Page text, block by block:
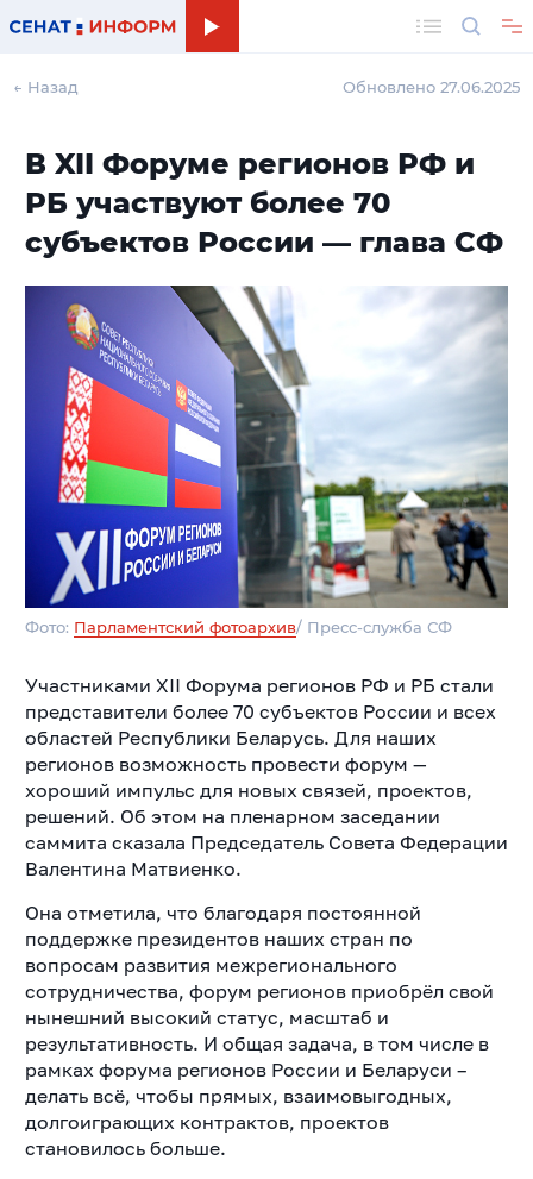
← Назад Обновлено 27.06.2025
В XII Форуме регионов РФ и
РБ участвуют более 70
субъектов России — глава СФ
Фото: Парламентский фотоархив/ Пресс-служба СФ
Участниками ХII Форума регионов РФ и РБ стали
представители более 70 субъектов России и всех
областей Республики Беларусь. Для наших
регионов возможность провести форум —
хороший импульс для новых связей, проектов,
решений. Об этом на пленарном заседании
саммита сказала Председатель Совета Федерации
Валентина Матвиенко.
Она отметила, что благодаря постоянной
поддержке президентов наших стран по
вопросам развития межрегионального
сотрудничества, форум регионов приобрёл свой
нынешний высокий статус, масштаб и
результативность. И общая задача, в том числе в
рамках форума регионов России и Беларуси –
делать всё, чтобы прямых, взаимовыгодных,
долгоиграющих контрактов, проектов
становилось больше.